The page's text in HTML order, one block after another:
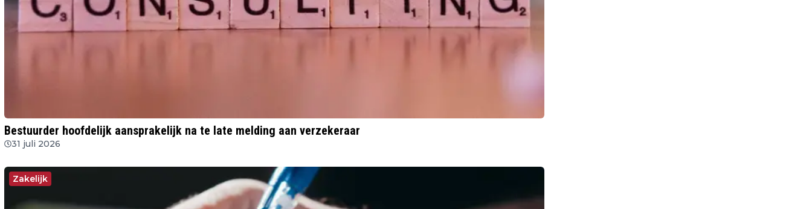
Bestuurder hoofdelijk aansprakelijk na te late melding aan verzekeraar
31 juli 2026
Zakelijk